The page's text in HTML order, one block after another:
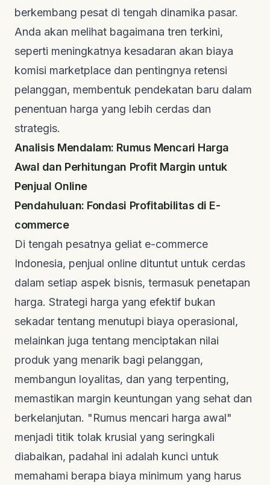
berkembang pesat di tengah dinamika pasar.
Anda akan melihat bagaimana tren terkini,
seperti meningkatnya kesadaran akan biaya
komisi marketplace dan pentingnya retensi
pelanggan, membentuk pendekatan baru dalam
penentuan harga yang lebih cerdas dan
strategis.
Analisis Mendalam: Rumus Mencari Harga
Awal dan Perhitungan Profit Margin untuk
Penjual Online
Pendahuluan: Fondasi Profitabilitas di E-
commerce
Di tengah pesatnya geliat e-commerce
Indonesia, penjual online dituntut untuk cerdas
dalam setiap aspek bisnis, termasuk penetapan
harga. Strategi harga yang efektif bukan
sekadar tentang menutupi biaya operasional,
melainkan juga tentang menciptakan nilai
produk yang menarik bagi pelanggan,
membangun loyalitas, dan yang terpenting,
memastikan margin keuntungan yang sehat dan
berkelanjutan. "Rumus mencari harga awal"
menjadi titik tolak krusial yang seringkali
diabaikan, padahal ini adalah kunci untuk
memahami berapa biaya minimum yang harus